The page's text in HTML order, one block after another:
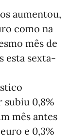
aumentou,
como na
mês de
esta sexta-
subiu 0,8%
mês antes
e 0,3%